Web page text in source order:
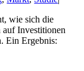
wie sich die
Investitionen
Ein Ergebnis: